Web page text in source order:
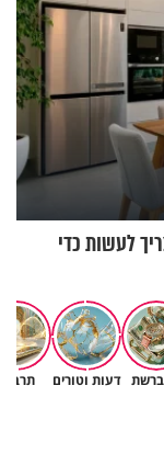
כל מה שצריך לעשות כדי
דעות וטורים
זה הרחמים של בורא